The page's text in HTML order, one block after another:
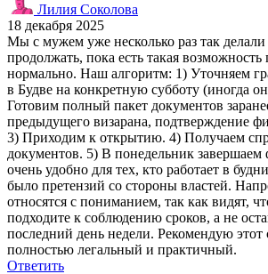
Лилия Соколова
18 декабря 2025
Мы с мужем уже несколько раз так делали
продолжать, пока есть такая
нормально. Наш алгоритм: 1) Уточняем
в Будве на конкретную субботу (иногда
Готовим полный пакет документов
предыдущего визарана, подтверждение
3) Приходим к открытию. 4) Получаем
документов. 5) В понедельник
очень удобно для тех, кто работает в
было претензий со стороны властей.
относятся с пониманием, так как видят,
подходите к соблюдению сроков, а не
последний день недели. Рекомендую этот
полностью легальный и практичный.
Ответить